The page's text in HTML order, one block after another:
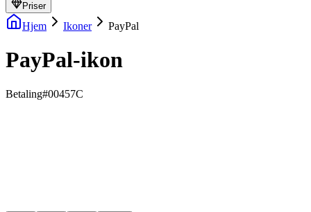
Priser
Hjem Ikoner PayPal
PayPal-ikon
Betaling#00457C